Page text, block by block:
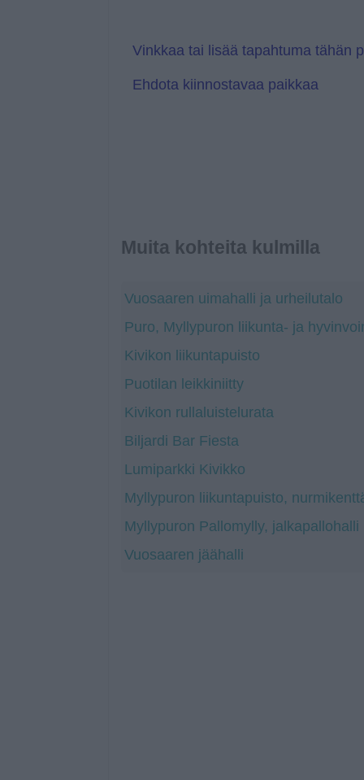
l
e
Vinkkaa tai lisää tapahtuma tähän
Ehdota kiinnostavaa paikkaa
Muita kohteita kulmilla
Vuosaaren uimahalli ja urheilutalo
Puro, Myllypuron liikunta- ja
Kivikon liikuntapuisto
Puotilan leikkiniitty
Kivikon rullaluistelurata
Biljardi Bar Fiesta
Lumiparkki Kivikko
Myllypuron liikuntapuisto,
Myllypuron Pallomylly, jalkapallohalli
Vuosaaren jäähalli